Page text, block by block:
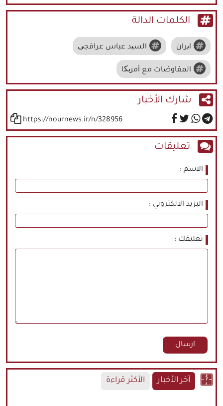
الكلمات الدالة
ایران السید عباس عراقجی
المفاوضات مع أمریکا
شارك الأخبار
https://nournews.ir/n/328956
تعليقات
الاسم
البريد الالكتروني
تعليقك
آخر الأخبار الأكثر قراءة